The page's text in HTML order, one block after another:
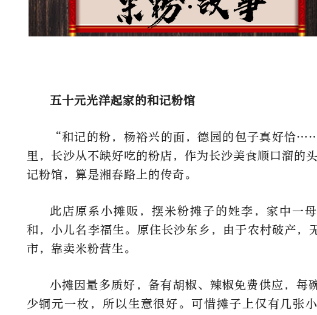
五十元光洋起家的和记粉馆
“和记的粉，杨裕兴的面，德园的包子真好恰
里，长沙从不缺好吃的粉店，作为长沙美食顺口溜的
记粉馆，算是湘春路上的传奇。
此店原系小摊贩，摆米粉摊子的姓李，家中一
和，小儿名李福生。原住长沙东乡，由于农村破产，
市，靠卖米粉营生。
小摊因量多质好，备有胡椒、辣椒免费供应，每
少铜元一枚，所以生意很好。可惜摊子上仅有几张